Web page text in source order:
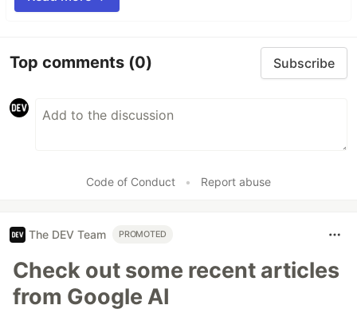
Top comments (0) Subscribe
Code of Conduct • Report abuse
The DEV Team PROMOTED
Check out some recent articles
from Google AI